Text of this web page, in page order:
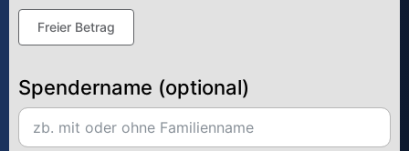
Freier Betrag
Spendername (optional)